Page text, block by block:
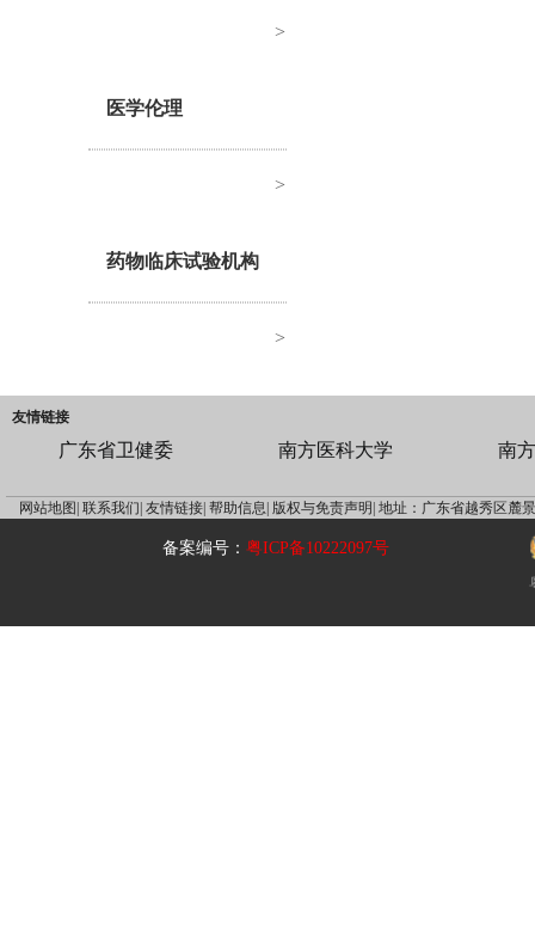
>
医学伦理
>
药物临床试验机构
>
友情链接
广东省卫健委 南方医科大学 南
网站地图| 联系我们| 友情链接| 帮助信息| 版权与免责声明| 地址：广东省越秀区麓
备案编号：粤ICP备10222097号